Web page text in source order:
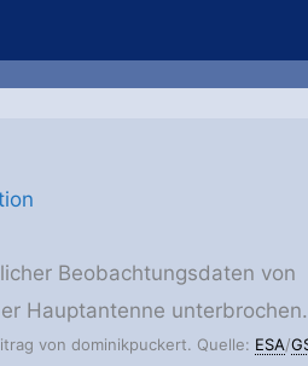
Beobachtungsdaten von
Hauptantenne unterbrochen.
von dominikpuckert. Quelle: ESA/